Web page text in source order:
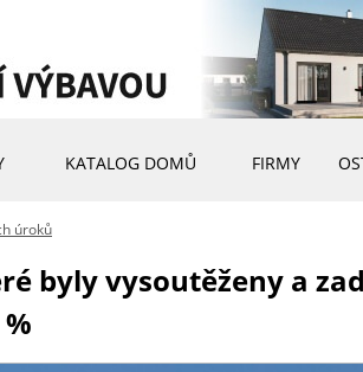
KATALOG DOMŮ FIRMY
úroků
byly vysoutěženy a